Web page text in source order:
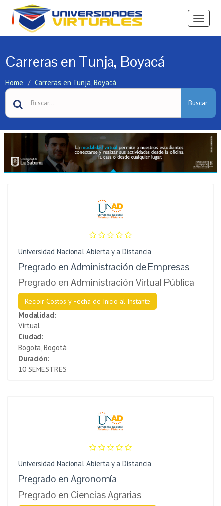
Ver
Carreras en Tunja, Boyacá
Home Carreras en Tunja, Boyacá
Buscar
Universidad Nacional Abierta y a Distancia
Pregrado en Administración de Empresas
Pregrado en Administración Virtual Pública
Recibir Costos y Fecha de Inicio al Instante
Modalidad:
Virtual
Ciudad:
Bogota, Bogotá
Duración:
10 SEMESTRES
Universidad Nacional Abierta y a Distancia
Pregrado en Agronomía
Pregrado en Ciencias Agrarias